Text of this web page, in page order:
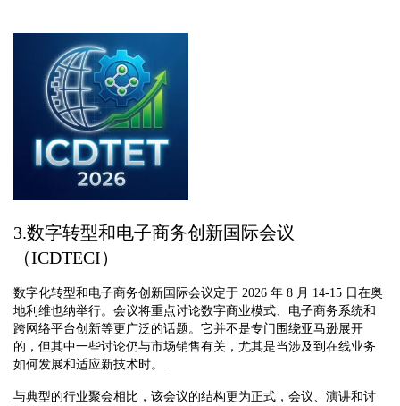
3.数字转型和电子商务创新国际会议
（ICDTECI）
数字化转型和电子商务创新国际会议定于 2026 年 8 月 14-15 日在奥
地利维也纳举行。会议将重点讨论数字商业模式、电子商务系统和
跨网络平台创新等更广泛的话题。它并不是专门围绕亚马逊展开
的，但其中一些讨论仍与市场销售有关，尤其是当涉及到在线业务
如何发展和适应新技术时。.
与典型的行业聚会相比，该会议的结构更为正式，会议、演讲和讨